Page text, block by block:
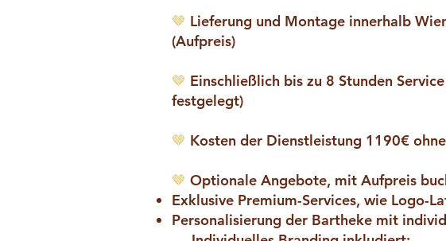
🤎 Lieferung und Montage innerhalb
(Aufpreis)
🤎 Einschließlich bis zu 8 Stunden
festgelegt)
🤎 Kosten der Dienstleistung 1190€
🤎 Optionale Angebote, mit Aufpreis
Exklusive Premium-Services, wie Logo-
Personalisierung der Bartheke mit